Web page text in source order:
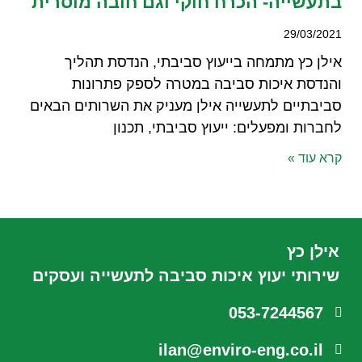
29/03/2021
אילן כץ מתמחה בייעוץ סביבתי, הנדסת תהליך
והנדסת איכות סביבה במטרה לספק פתרונות
סביבתיים לתעשייה אילן מעניק את השרותים הבאים
לחברות ומפעלים: ייעוץ סביבתי, תכנון
קרא עוד »
אילן כץ
שירותי יעוץ איכות סביבה לתעשייה ועסקים
053-7244567
ilan@enviro-eng.co.il